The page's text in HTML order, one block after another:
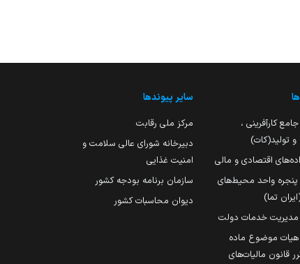
کارآفرینی ،
و تولید(کات)
اقتصادی و مالی
پنجره واحد محیط‌های
تما)
مدیریت خدمات دولت
هیات موضوع ماده
مکرر قانون مالیات‌های
سایر پیوندها
مرکز ملی رقابت
دبیرخانه شورای عالی سلامت و
امنیت غذایی
سازمان برنامه بودجه کشور
دیوان محاسبات کشور